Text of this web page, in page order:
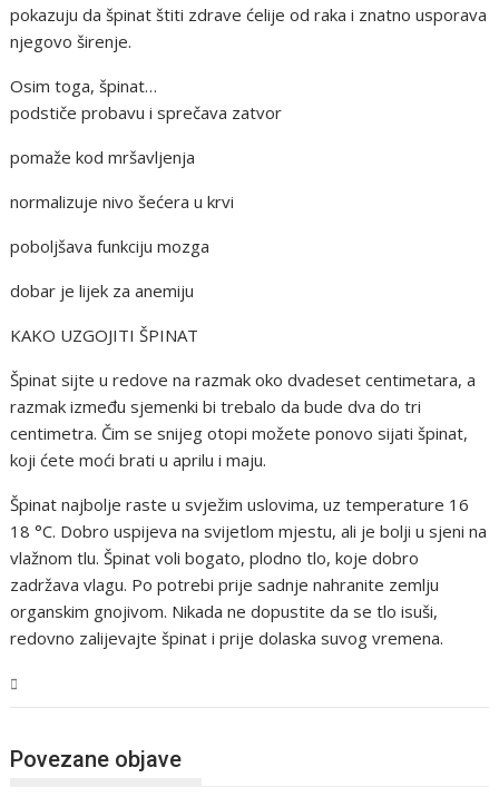
pokazuju da špinat štiti zdrave ćelije od raka i znatno usporava
njegovo širenje.
Osim toga, špinat…
podstiče probavu i sprečava zatvor
pomaže kod mršavljenja
normalizuje nivo šećera u krvi
poboljšava funkciju mozga
dobar je lijek za anemiju
KAKO UZGOJITI ŠPINAT
Špinat sijte u redove na razmak oko dvadeset centimetara, a
razmak između sjemenki bi trebalo da bude dva do tri
centimetra. Čim se snijeg otopi možete ponovo sijati špinat,
koji ćete moći brati u aprilu i maju.
Špinat najbolje raste u svježim uslovima, uz temperature 16
18 °C. Dobro uspijeva na svijetlom mjestu, ali je bolji u sjeni na
vlažnom tlu. Špinat voli bogato, plodno tlo, koje dobro
zadržava vlagu. Po potrebi prije sadnje nahranite zemlju
organskim gnojivom. Nikada ne dopustite da se tlo isuši,
redovno zalijevajte špinat i prije dolaska suvog vremena.
Povezane objave